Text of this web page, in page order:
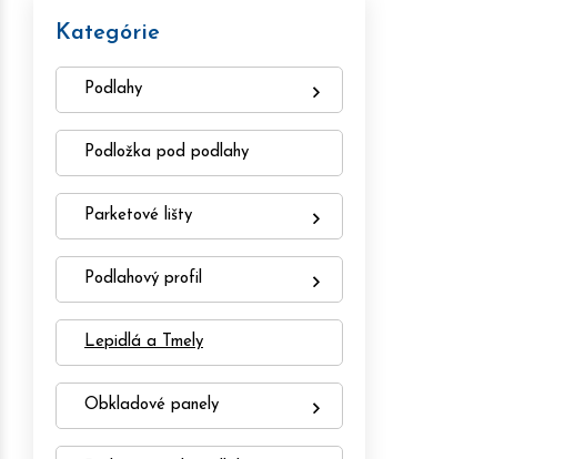
Kategórie
Podlahy
Podložka pod podlahy
Parketové lišty
Podlahový profil
Lepidlá a Tmely
Obkladové panely